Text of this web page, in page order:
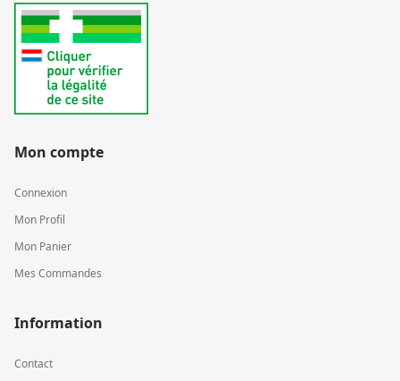
Mon compte
Connexion
Mon Profil
Mon Panier
Mes Commandes
Information
Contact